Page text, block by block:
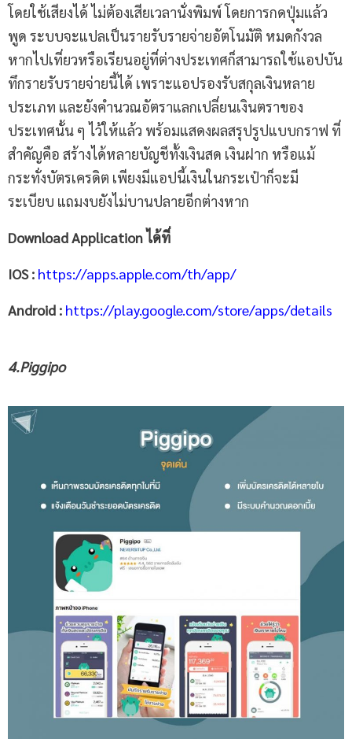
โดยใช้เสียงได้ ไม่ต้องเสียเวลานั่งพิมพ์ โดยการกดปุ่มแล้ว
พูด ระบบจะแปลเป็นรายรับรายจ่ายอัตโนมัติ หมดกังวล
หากไปเที่ยวหรือเรียนอยู่ที่ต่างประเทศก็สามารถใช้แอปบัน
ทึกรายรับรายจ่ายนี้ได้ เพราะแอปรองรับสกุลเงินหลาย
ประเภท และยังคำนวณอัตราแลกเปลี่ยนเงินตราของ
ประเทศนั้น ๆ ไว้ให้แล้ว พร้อมแสดงผลสรุปรูปแบบกราฟ ที่
สำคัญคือ สร้างได้หลายบัญชีทั้งเงินสด เงินฝาก หรือแม้
กระทั่งบัตรเครดิต เพียงมีแอปนี้เงินในกระเป๋าก็จะมี
ระเบียบ แถมงบยังไม่บานปลายอีกต่างหาก
Download Application ได้ที่
IOS : https://apps.apple.com/th/app/
Android : https://play.google.com/store/apps/details
4.Piggipo